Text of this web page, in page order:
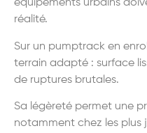
équipements urbains
réalité.
Sur un pumptrack en
terrain adapté : surface
de ruptures brutales.
Sa légèreté permet une
notamment chez les plus